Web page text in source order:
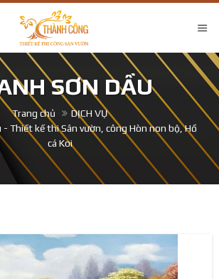
SƠN DẦU
Trang chủ
DỊCH VỤ
Thiết kế thi Sân vườn, công Hòn non bộ, Hồ
cá Koi